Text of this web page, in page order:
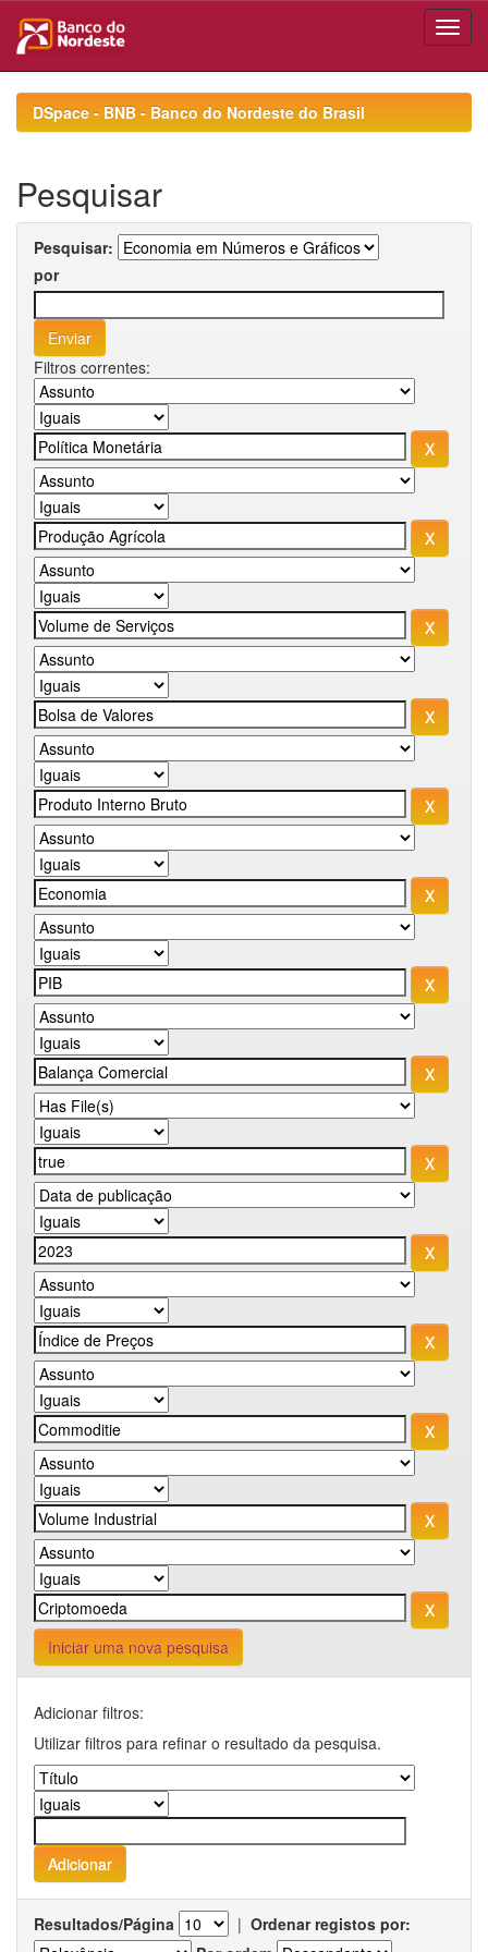
navigationDSpace - BNB - Banco do Nordeste do Brasil
Pesquisar
Pesquisar:
por
Filtros correntes:
Iniciar uma nova pesquisa
Adicionar filtros:
Utilizar filtros para refinar o resultado da pesquisa.
Resultados/Página | Ordenar registos por: